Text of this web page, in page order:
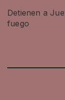
Detienen a
fuego